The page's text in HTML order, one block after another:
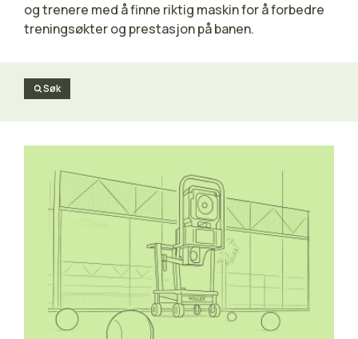
og trenere med å finne riktig maskin for å forbedre
treningsøkter og prestasjon på banen.
Søk